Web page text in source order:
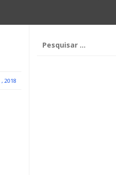
2018
por: